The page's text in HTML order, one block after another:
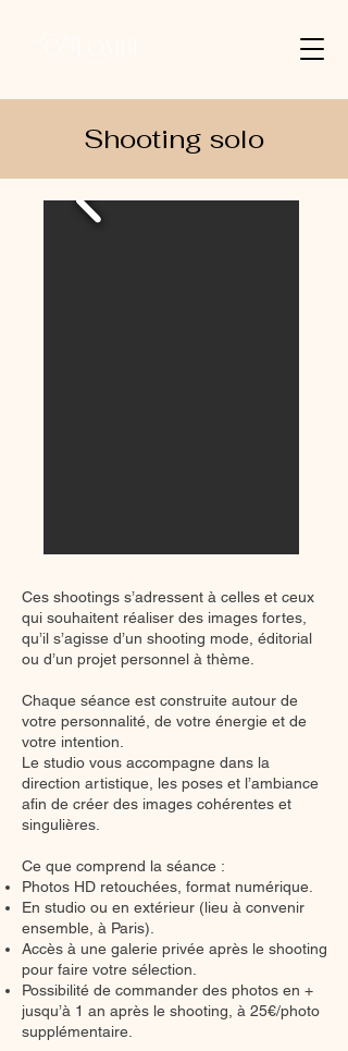
Shooting solo
Ces shootings s’adressent à celles et ceux
qui souhaitent réaliser des images fortes,
qu’il s’agisse d’un shooting mode, éditorial
ou d’un projet personnel à thème.
Chaque séance est construite autour de
votre personnalité, de votre énergie et de
votre intention.
Le studio vous accompagne dans la
direction artistique, les poses et l’ambiance
afin de créer des images cohérentes et
singulières.
Ce que comprend la séance :
Photos HD retouchées, format numérique.
En studio ou en extérieur (lieu à convenir
ensemble, à Paris).
Accès à une galerie privée après le shooting
pour faire votre sélection.
Possibilité de commander des photos en +
jusqu’à 1 an après le shooting, à 25€/photo
supplémentaire.